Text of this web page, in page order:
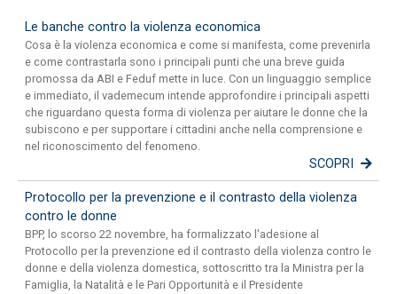
Le banche contro la violenza economica
Cosa è la violenza economica e come si manifesta, come prevenirla
e come contrastarla sono i principali punti che una breve guida
promossa da ABI e Feduf mette in luce. Con un linguaggio semplice
e immediato, il vademecum intende approfondire i principali aspetti
che riguardano questa forma di violenza per aiutare le donne che la
subiscono e per supportare i cittadini anche nella comprensione e
nel riconoscimento del fenomeno.
SCOPRI
Protocollo per la prevenzione e il contrasto della violenza
contro le donne
BPP, lo scorso 22 novembre, ha formalizzato l'adesione al
Protocollo per la prevenzione ed il contrasto della violenza contro le
donne e della violenza domestica, sottoscritto tra la Ministra per la
Famiglia, la Natalità e le Pari Opportunità e il Presidente